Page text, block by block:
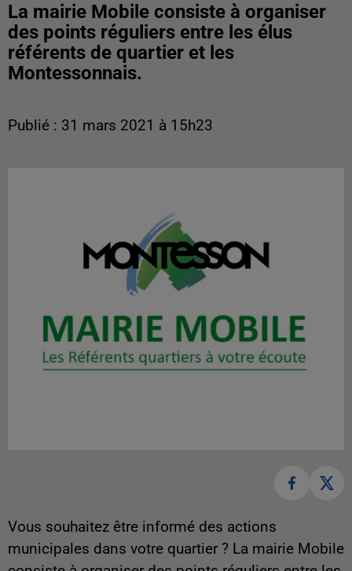
La mairie Mobile consiste à organiser
des points réguliers entre les élus
référents de quartier et les
Montessonnais.
Publié : 31 mars 2021 à 15h23
Vous souhaitez être informé des actions
municipales dans votre quartier ? La mairie Mobile